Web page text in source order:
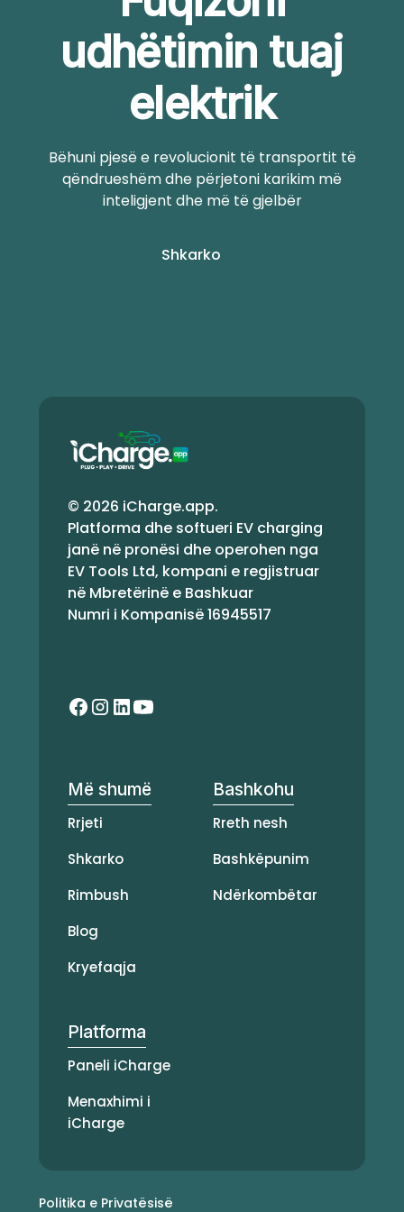
udhëtimin tuaj
elektrik
Bëhuni pjesë e revolucionit të transportit të
qëndrueshëm dhe përjetoni karikim më
inteligjent dhe më të gjelbër
Shkarko
© 2026 iCharge.app.
Platforma dhe softueri EV charging
janë në pronësi dhe operohen nga
EV Tools Ltd, kompani e regjistruar
në Mbretërinë e Bashkuar
Numri i Kompanisë 16945517
Më shumë
Rrjeti
Shkarko
Rimbush
Blog
Kryefaqja
Bashkohu
Rreth nesh
Bashkëpunim
Ndërkombëtar
Platforma
Paneli iCharge
Menaxhimi i
iCharge
Politika e Privatësisë